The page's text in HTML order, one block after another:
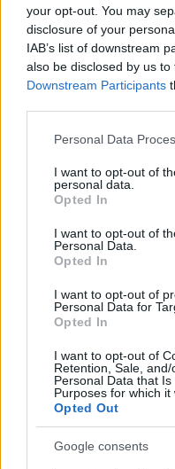
your opt-out. You may
disclosure of your
IAB’s list of downstream
also be disclosed by us
Downstream Participants
Please note that this
not limited to your visit or
grant or deny consent to
use your data for below
consent section.
Personal Data
I want to opt-out of
personal data.
Opted In
I want to opt-out of
Personal Data.
Opted In
I want to opt-out of
Personal Data for
Opted In
I want to opt-out of
Retention, Sale,
Personal Data that
Purposes for which it
Opted Out
Google consents